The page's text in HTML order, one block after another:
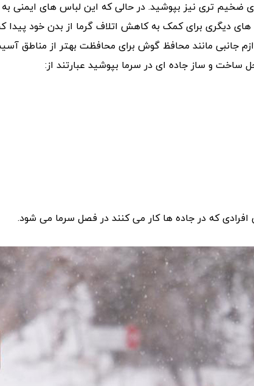
تری نیز بپوشید. در حالی که این لباس های ایمنی به
دیگری برای کمک به کاهش اتلاف گرما از بدن خود پیدا
لوازم جانبی مانند محافظ گوش برای محافظت بهتر از
ساخت و ساز جاده ای در سرما بپوشید عبارتند از:
که در جاده ها کار می کنند در فصل سرما می شود.